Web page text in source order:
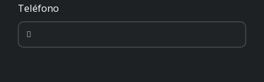
Teléfono